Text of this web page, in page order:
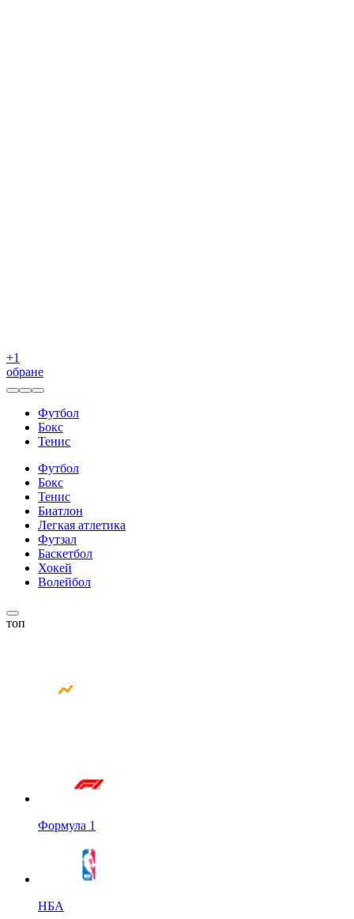
+1
обране
Футбол
Бокс
Тенис
Футбол
Бокс
Тенис
Биатлон
Легкая атлетика
Футзал
Баскетбол
Хокей
Волейбол
топ
Формула 1
НБА